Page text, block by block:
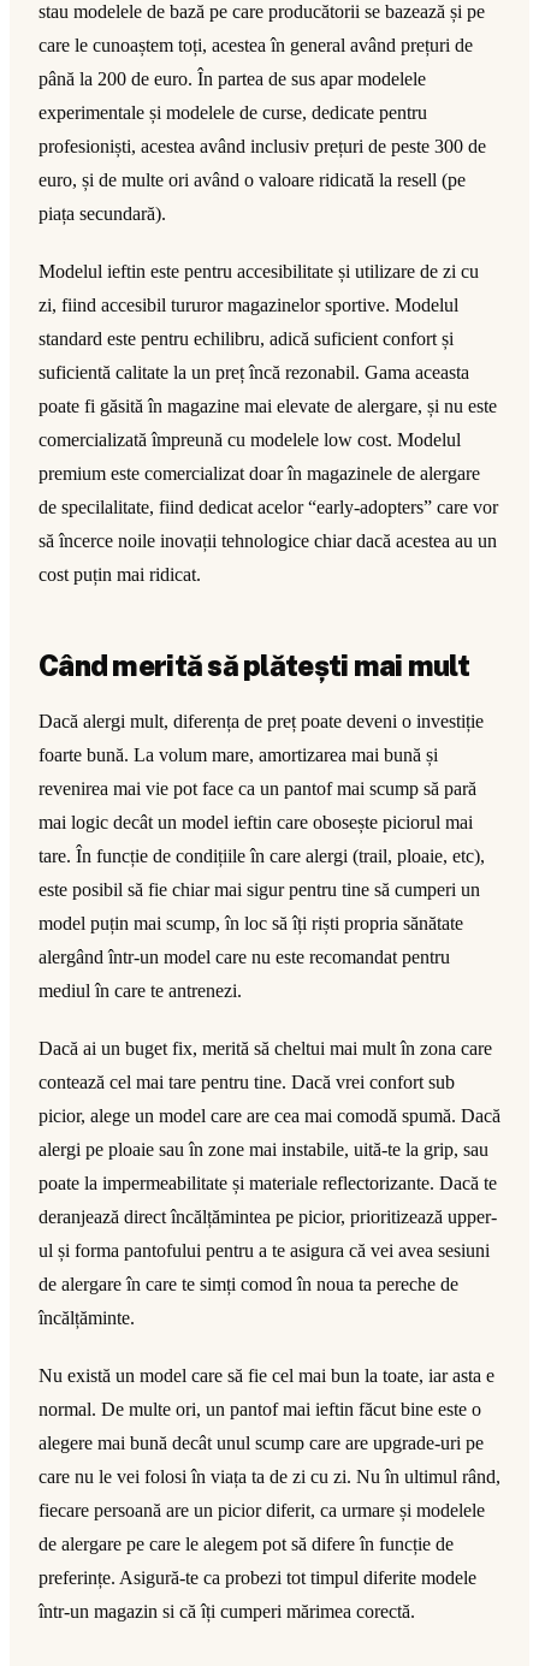
stau modelele de bază pe care producătorii se bazează și pe
care le cunoaștem toți, acestea în general având prețuri de
până la 200 de euro. În partea de sus apar modelele
experimentale și modelele de curse, dedicate pentru
profesioniști, acestea având inclusiv prețuri de peste 300 de
euro, și de multe ori având o valoare ridicată la resell (pe
piața secundară).
Modelul ieftin este pentru accesibilitate și utilizare de zi cu
zi, fiind accesibil tururor magazinelor sportive. Modelul
standard este pentru echilibru, adică suficient confort și
suficientă calitate la un preț încă rezonabil. Gama aceasta
poate fi găsită în magazine mai elevate de alergare, și nu este
comercializată împreună cu modelele low cost. Modelul
premium este comercializat doar în magazinele de alergare
de specilalitate, fiind dedicat acelor “early-adopters” care vor
să încerce noile inovații tehnologice chiar dacă acestea au un
cost puțin mai ridicat.
Când merită să plătești mai mult
Dacă alergi mult, diferența de preț poate deveni o investiție
foarte bună. La volum mare, amortizarea mai bună și
revenirea mai vie pot face ca un pantof mai scump să pară
mai logic decât un model ieftin care obosește piciorul mai
tare. În funcție de condițiile în care alergi (trail, ploaie, etc),
este posibil să fie chiar mai sigur pentru tine să cumperi un
model puțin mai scump, în loc să îți riști propria sănătate
alergând într-un model care nu este recomandat pentru
mediul în care te antrenezi.
Dacă ai un buget fix, merită să cheltui mai mult în zona care
contează cel mai tare pentru tine. Dacă vrei confort sub
picior, alege un model care are cea mai comodă spumă. Dacă
alergi pe ploaie sau în zone mai instabile, uită-te la grip, sau
poate la impermeabilitate și materiale reflectorizante. Dacă te
deranjează direct încălțămintea pe picior, prioritizează upper-
ul și forma pantofului pentru a te asigura că vei avea sesiuni
de alergare în care te simți comod în noua ta pereche de
încălțăminte.
Nu există un model care să fie cel mai bun la toate, iar asta e
normal. De multe ori, un pantof mai ieftin făcut bine este o
alegere mai bună decât unul scump care are upgrade-uri pe
care nu le vei folosi în viața ta de zi cu zi. Nu în ultimul rând,
fiecare persoană are un picior diferit, ca urmare și modelele
de alergare pe care le alegem pot să difere în funcție de
preferințe. Asigură-te ca probezi tot timpul diferite modele
într-un magazin si că îți cumperi mărimea corectă.